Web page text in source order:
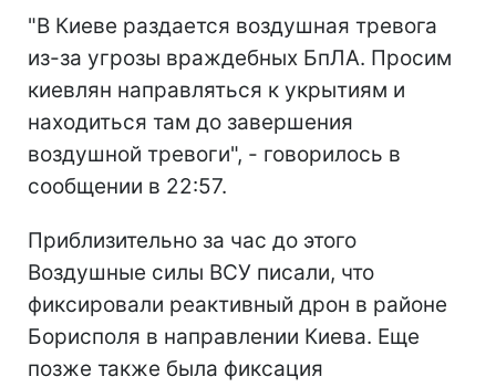
"В Киеве раздается воздушная тревога
из-за угрозы враждебных БпЛА. Просим
киевлян направляться к укрытиям и
находиться там до завершения
воздушной тревоги", - говорилось в
сообщении в 22:57.
Приблизительно за час до этого
Воздушные силы ВСУ писали, что
фиксировали реактивный дрон в районе
Борисполя в направлении Киева. Еще
позже также была фиксация